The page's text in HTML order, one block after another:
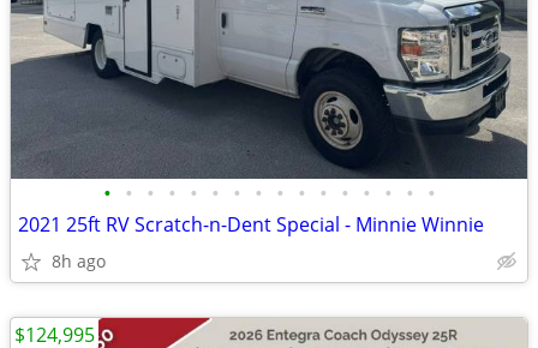
• • • • • • • • • • • • • • • •
2021 25ft RV Scratch-n-Dent Special - Minnie Winnie
8h ago
$124,995